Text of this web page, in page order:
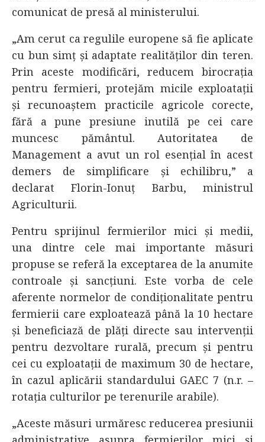
comunicat de presă al ministerului.
„Am cerut ca regulile europene să fie aplicate
cu bun simț și adaptate realităților din teren.
Prin aceste modificări, reducem birocrația
pentru fermieri, protejăm micile exploatații
și recunoaștem practicile agricole corecte,
fără a pune presiune inutilă pe cei care
muncesc pământul. Autoritatea de
Management a avut un rol esențial în acest
demers de simplificare și echilibru,” a
declarat Florin-Ionuț Barbu, ministrul
Agriculturii.
Pentru sprijinul fermierilor mici și medii,
una dintre cele mai importante măsuri
propuse se referă la exceptarea de la anumite
controale și sancțiuni. Este vorba de cele
aferente normelor de condiționalitate pentru
fermierii care exploatează până la 10 hectare
și beneficiază de plăți directe sau intervenții
pentru dezvoltare rurală, precum și pentru
cei cu exploatații de maximum 30 de hectare,
în cazul aplicării standardului GAEC 7 (n.r. –
rotația culturilor pe terenurile arabile).
„Aceste măsuri urmăresc reducerea presiunii